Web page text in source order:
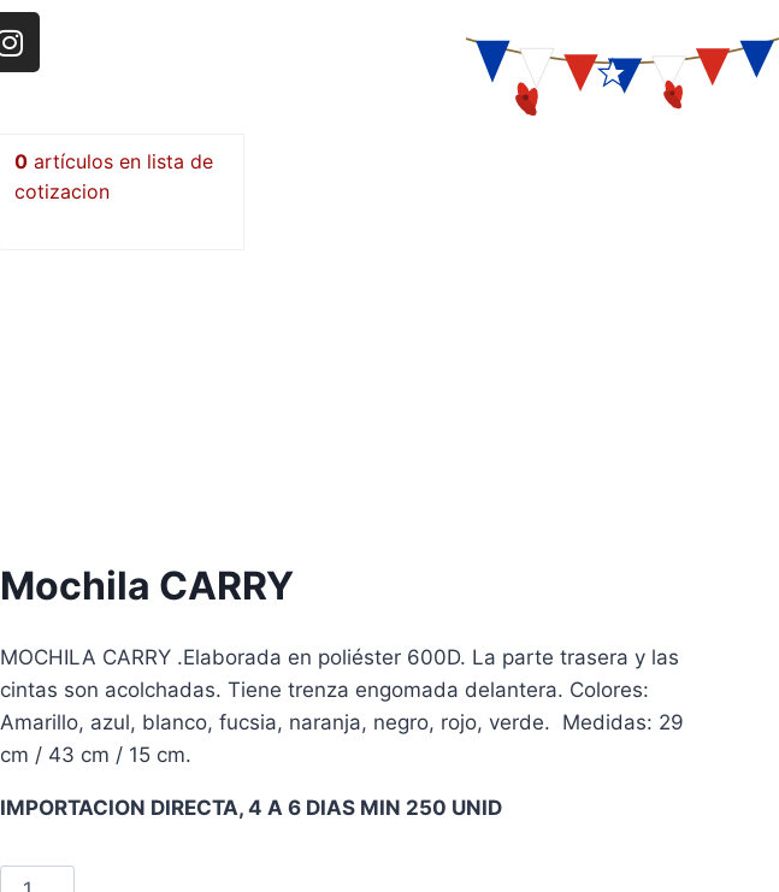
0 artículos
Mochila CARRY
MOCHILA CARRY .Elaborada en poliéster 600D. La parte trasera y las
cintas son acolchadas. Tiene trenza engomada delantera. Colores:
Amarillo, azul, blanco, fucsia, naranja, negro, rojo, verde. Medidas: 29
cm / 43 cm / 15 cm.
IMPORTACION DIRECTA, 4 A 6 DIAS MIN 250 UNID